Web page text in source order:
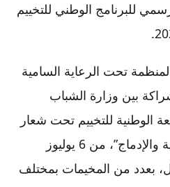
للبرنامج الوطني للتخييم
تحت الرعاية السامية
بين وزارة الشباب
الوطنية للتخييم تحت شعار
“المخيمات فضاءات للتنمية والإدماج”، من 6 يوليوز
المقبل، بعدد من المخيمات بمختلف